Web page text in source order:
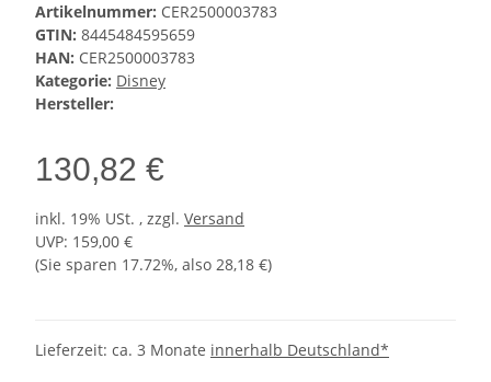
Artikelnummer: CER2500003783
GTIN: 8445484595659
HAN: CER2500003783
Kategorie: Disney
Hersteller:
130,82 €
inkl. 19% USt. , zzgl. Versand
UVP: 159,00 €
(Sie sparen 17.72%, also 28,18 €)
Lieferzeit: ca. 3 Monate innerhalb Deutschland*